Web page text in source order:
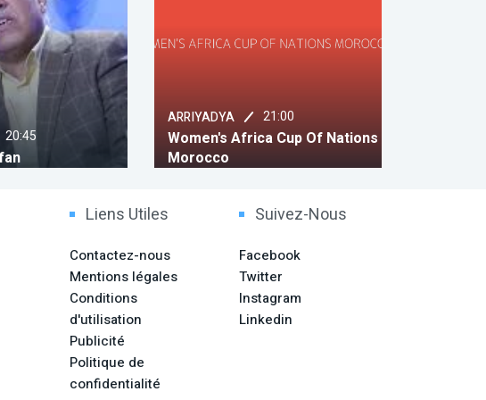
Women's Africa Cup Of Nations
Morocco
MEDI 1 TV 21:05
Liens Utiles
Contactez-nous
Mentions légales
Conditions
d'utilisation
Publicité
Politique de
confidentialité
Suivez-Nous
Facebook
Twitter
Instagram
Linkedin